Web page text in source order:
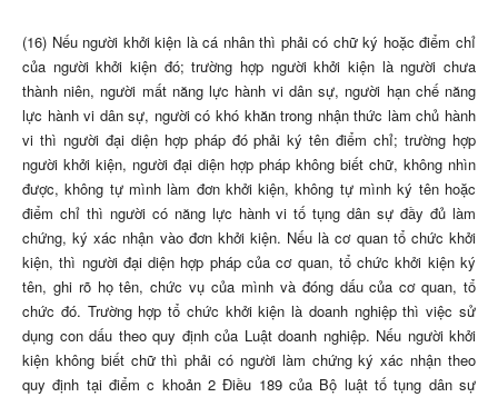
(16) Nếu người khởi kiện là cá nhân thì phải có chữ ký hoặc điểm chỉ
của người khởi kiện đó; trường hợp người khởi kiện là người chưa
thành niên, người mất năng lực hành vi dân sự, người hạn chế năng
lực hành vi dân sự, người có khó khăn trong nhận thức làm chủ hành
vi thì người đại diện hợp pháp đó phải ký tên điểm chỉ; trường hợp
người khởi kiện, người đại diện hợp pháp không biết chữ, không nhìn
được, không tự mình làm đơn khởi kiện, không tự mình ký tên hoặc
điểm chỉ thì người có năng lực hành vi tố tụng dân sự đầy đủ làm
chứng, ký xác nhận vào đơn khởi kiện. Nếu là cơ quan tổ chức khởi
kiện, thì người đại diện hợp pháp của cơ quan, tổ chức khởi kiện ký
tên, ghi rõ họ tên, chức vụ của mình và đóng dấu của cơ quan, tổ
chức đó. Trường hợp tổ chức khởi kiện là doanh nghiệp thì việc sử
dụng con dấu theo quy định của Luật doanh nghiệp. Nếu người khởi
kiện không biết chữ thì phải có người làm chứng ký xác nhận theo
quy định tại điểm c khoản 2 Điều 189 của Bộ luật tố tụng dân sự